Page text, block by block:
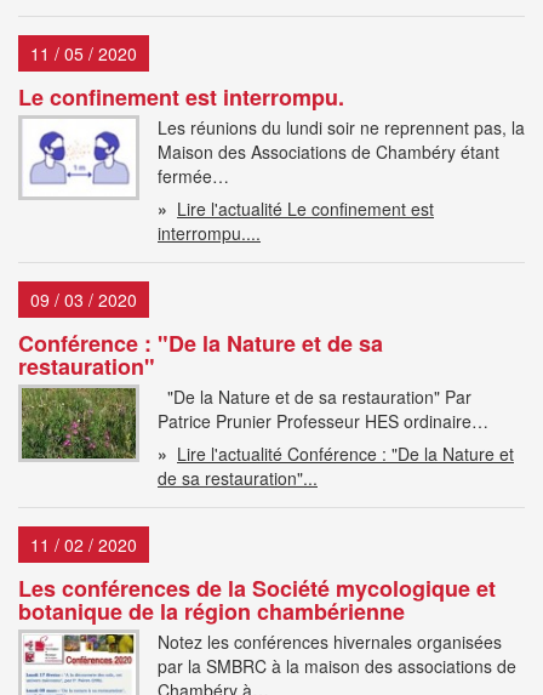
11 / 05 / 2020
Le confinement est interrompu.
Les réunions du lundi soir ne reprennent pas, la
Maison des Associations de Chambéry étant
fermée…
» Lire l'actualité Le confinement est
interrompu....
09 / 03 / 2020
Conférence : "De la Nature et de sa
restauration"
"De la Nature et de sa restauration" Par
Patrice Prunier Professeur HES ordinaire…
» Lire l'actualité Conférence : "De la Nature et
de sa restauration"...
11 / 02 / 2020
Les conférences de la Société mycologique et
botanique de la région chambérienne
Notez les conférences hivernales organisées
par la SMBRC à la maison des associations de
Chambéry à…